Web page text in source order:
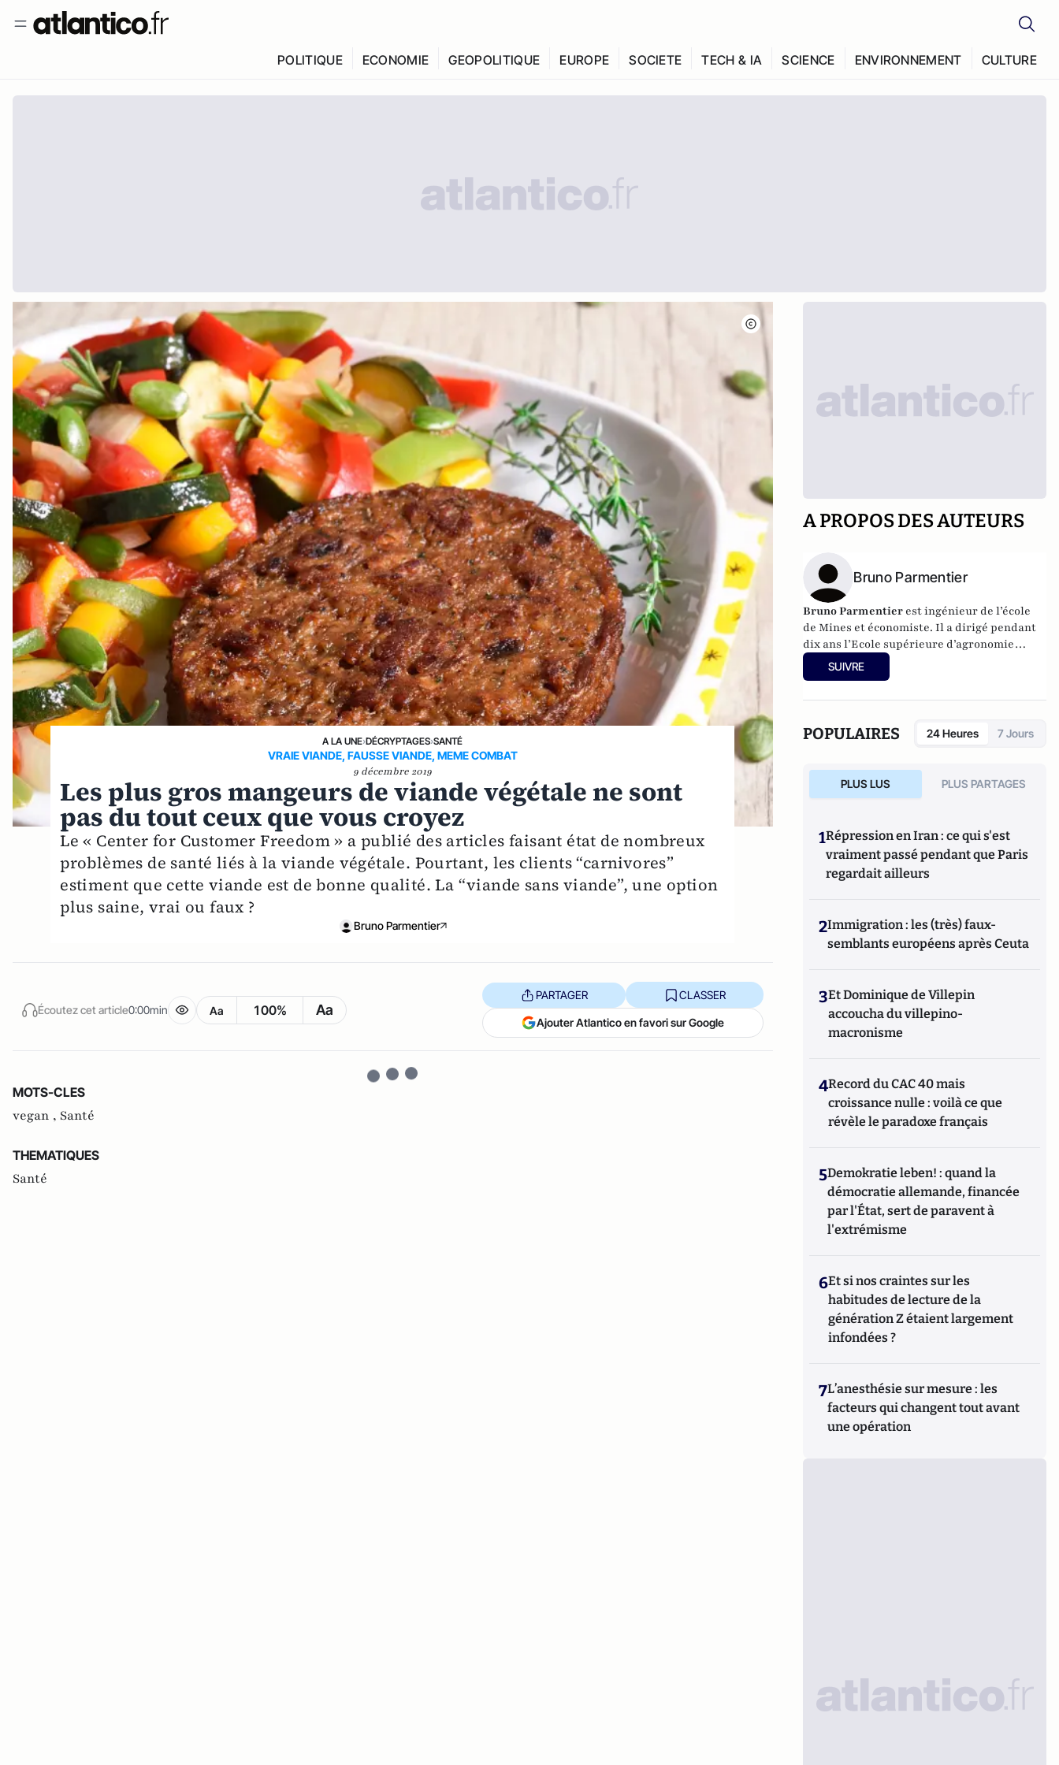
POLITIQUE ECONOMIE GEOPOLITIQUE EUROPE SOCIETE TECH & IA SCIENCE ENVIRONNEMENT CULTURE
A LA UNE›DÉCRYPTAGES›SANTÉ
VRAIE VIANDE, FAUSSE VIANDE, MEME COMBAT
9 décembre 2019
Les plus gros mangeurs de viande végétale ne sont
pas du tout ceux que vous croyez
Le « Center for Customer Freedom » a publié des articles faisant état de nombreux
problèmes de santé liés à la viande végétale. Pourtant, les clients “carnivores”
estiment que cette viande est de bonne qualité. La “viande sans viande”, une option
plus saine, vrai ou faux ?
Bruno Parmentier
Écoutez cet article0:00min Aa 100% Aa
PARTAGER CLASSER
Ajouter Atlantico en favori sur Google
MOTS-CLES
vegan , Santé
THEMATIQUES
Santé
A PROPOS DES AUTEURS
Bruno Parmentier
Bruno Parmentier est ingénieur de l’école
de Mines et économiste. Il a dirigé pendant
dix ans l’Ecole supérieure d’agronomie
d’Angers (ESA). Il est également l’auteur de
livres sur les enjeux alimentaires :
et tient un blognourrir-manger.fr
SUIVRE
POPULAIRES 24 Heures 7 Jours
PLUS LUS PLUS PARTAGES
1Répression en Iran : ce qui s'est
vraiment passé pendant que Paris
regardait ailleurs
2Immigration : les (très) faux-
semblants européens après Ceuta
3Et Dominique de Villepin
accoucha du villepino-
macronisme
4Record du CAC 40 mais
croissance nulle : voilà ce que
révèle le paradoxe français
5Demokratie leben! : quand la
démocratie allemande, financée
par l'État, sert de paravent à
l'extrémisme
6Et si nos craintes sur les
habitudes de lecture de la
génération Z étaient largement
infondées ?
7L’anesthésie sur mesure : les
facteurs qui changent tout avant
une opération